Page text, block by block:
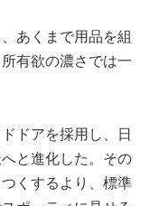
あくまで用品を組
有欲の濃さでは一
ドアを採用し、日
と進化した。その
くするより、標準